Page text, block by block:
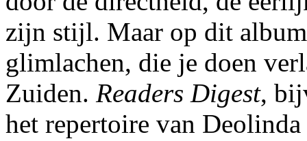
zijn stijl. Maar op dit
glimlachen, die je doen
Zuiden. Readers Digest,
het repertoire van